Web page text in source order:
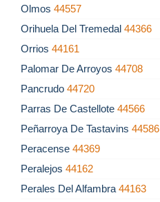
Olmos 44557
Orihuela Del Tremedal 44366
Orrios 44161
Palomar De Arroyos 44708
Pancrudo 44720
Parras De Castellote 44566
Peñarroya De Tastavins 44586
Peracense 44369
Peralejos 44162
Perales Del Alfambra 44163